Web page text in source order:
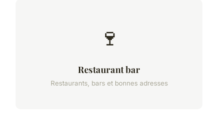
🍷
Restaurant bar
Restaurants, bars et bonnes adresses